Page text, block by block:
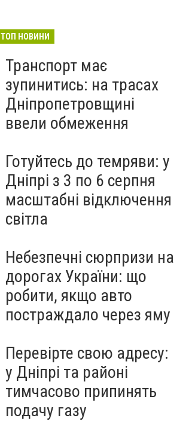
ТОП НОВИНИ
Транспорт має
зупинитись: на трасах
Дніпропетровщині
ввели обмеження
Готуйтесь до темряви: у
Дніпрі з 3 по 6 серпня
масштабні відключення
світла
Небезпечні сюрпризи на
дорогах України: що
робити, якщо авто
постраждало через яму
Перевірте свою адресу:
у Дніпрі та районі
тимчасово припинять
подачу газу